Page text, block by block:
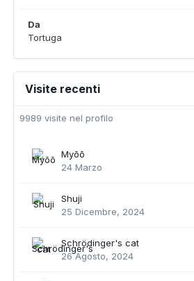
Da
Tortuga
Visite recenti
9989 visite nel profilo
Myōō
24 Marzo
Shuji
25 Dicembre, 2024
Schrödinger's cat
26 Agosto, 2024